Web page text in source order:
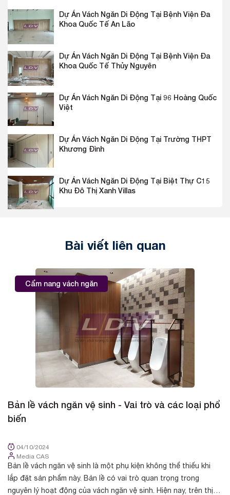
Dự Án Vách Ngăn Di Động Tại Bệnh Viện Đa
Khoa Quốc Tế An Lão
Dự Án Vách Ngăn Di Động Tại Bệnh Viện Đa
Khoa Quốc Tế Thủy Nguyên
Dự Án Vách Ngăn Di Động Tại 96 Hoàng Quốc
Việt
Dự Án Vách Ngăn Di Động Tại Trường THPT
Khương Đình
Dự Án Vách Ngăn Di Động Tại Biệt Thự C15
Khu Đô Thị Xanh Villas
Bài viết liên quan
Cẩm nang vách ngăn
Bản lề vách ngăn vệ sinh - Vai trò và các loại phổ
biến
04/10/2024
Media CAS
Bản lề vách ngăn vệ sinh là một phụ kiện không thể thiếu khi
lắp đặt sản phẩm này. Bản lề có vai trò quan trọng trong
nguyên lý hoạt động của vách ngăn vệ sinh. Hiện nay, trên thị